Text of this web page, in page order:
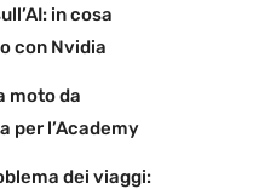
in cosa
con Nvidia
moto da
per l’Academy
dei viaggi: